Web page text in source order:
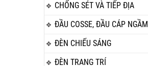
CHỐNG SÉT VÀ TIẾP ĐỊA
ĐẦU COSSE, ĐẦU CÁP
ĐÈN CHIẾU SÁNG
ĐÈN TRANG TRÍ